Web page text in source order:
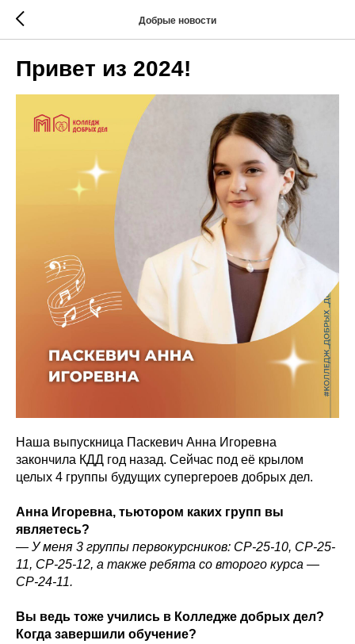
Добрые новости
Привет из 2024!
Наша выпускница Паскевич Анна Игоревна
закончила КДД год назад. Сейчас под её крылом
целых 4 группы будущих супергероев добрых дел.
Анна Игоревна, тьютором каких групп вы
являетесь?
— У меня 3 группы первокурсников: СР-25-10, СР-25-
11, СР-25-12, а также ребята со второго курса —
СР-24-11.
Вы ведь тоже учились в Колледже добрых дел?
Когда завершили обучение?